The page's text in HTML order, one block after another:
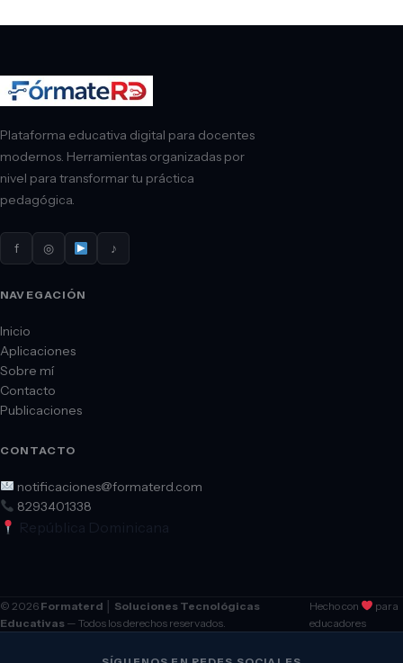
Plataforma educativa digital para docentes
modernos. Herramientas organizadas por
nivel para transformar tu práctica
pedagógica.
f ◎ ♪
NAVEGACIÓN
Inicio
Aplicaciones
Sobre mí
Contacto
Publicaciones
CONTACTO
notificaciones@formaterd.com
8293401338
República Dominicana
© 2026 Formaterd │ Soluciones Tecnológicas
Educativas — Todos los derechos reservados.
Hecho con
para
educadores